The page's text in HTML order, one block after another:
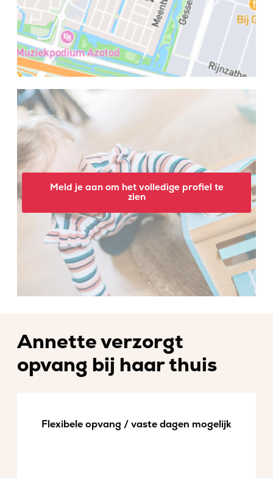
Meld je aan om het volledige profiel te
zien
Annette verzorgt
opvang bij haar thuis
Flexibele opvang / vaste dagen mogelijk